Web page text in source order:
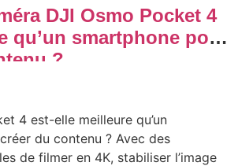
DJI Osmo Pocket 4
qu’un smartphone pour
?
4 est-elle meilleure qu’un
du contenu ? Avec des
de filmer en 4K, stabiliser l’image